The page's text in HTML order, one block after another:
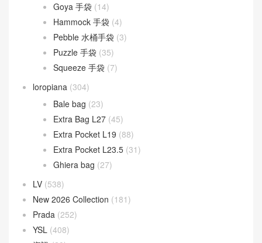
Goya 手袋 (14)
Hammock 手袋 (4)
Pebble 水桶手袋 (3)
Puzzle 手袋 (35)
Squeeze 手袋 (7)
loropiana (304)
Bale bag (23)
Extra Bag L27 (45)
Extra Pocket L19 (88)
Extra Pocket L23.5 (31)
Ghiera bag (27)
LV (538)
New 2026 Collection (181)
Prada (252)
YSL (408)